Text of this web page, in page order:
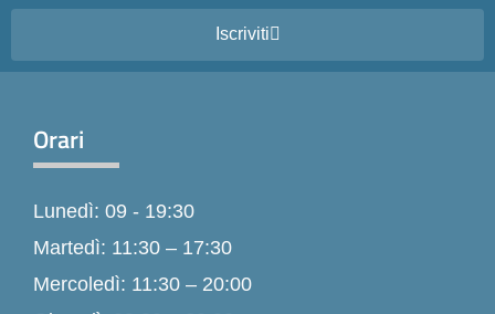
Iscriviti
Orari
Lunedì: 09 - 19:30
Martedì: 11:30 – 17:30
Mercoledì: 11:30 – 20:00